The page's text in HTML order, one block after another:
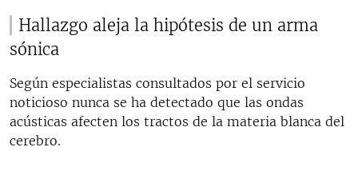
Hallazgo aleja la hipótesis de un arma
sónica
Según especialistas consultados por el servicio
noticioso nunca se ha detectado que las ondas
acústicas afecten los tractos de la materia blanca del
cerebro.